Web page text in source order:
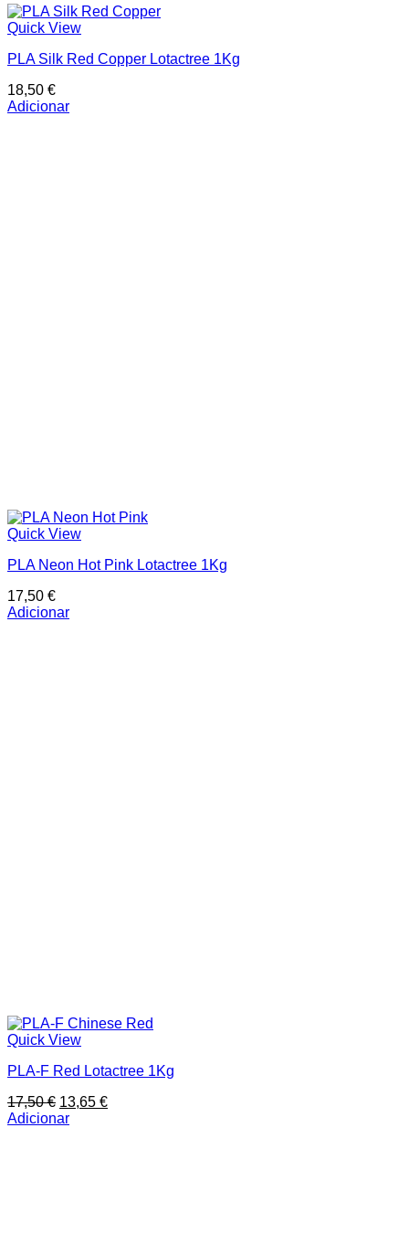
Quick View
PLA Silk Red Copper Lotactree 1Kg
18,50 €
Adicionar
Quick View
PLA Neon Hot Pink Lotactree 1Kg
17,50 €
Adicionar
Quick View
PLA-F Red Lotactree 1Kg
17,50€ O
preço
13,65 €O
Adicionar